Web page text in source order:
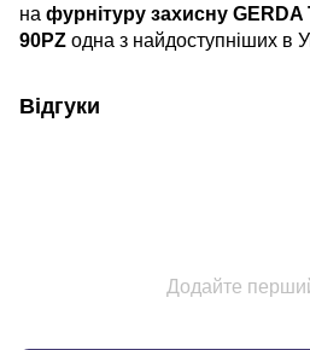
на фурнітуру захисну GERDA
90PZ одна з найдоступніших в
Відгуки
Додайте